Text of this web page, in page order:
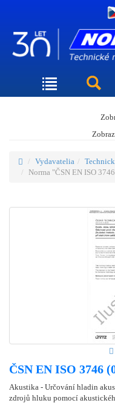
Vydavatelia
Norma "ČSN EN ISO
ČSN EN ISO 3746
Akustika - Určování hladin
zdrojů hluku pomocí